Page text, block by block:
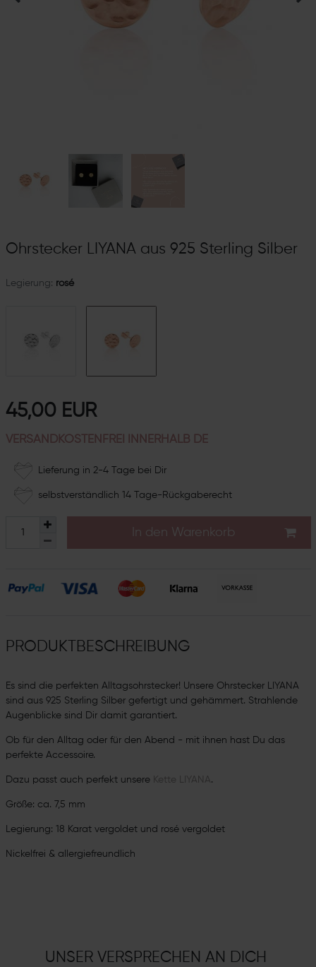
Ohrstecker LIYANA aus 925 Sterling Silber
Legierung: rosé
45,00 EUR
VERSANDKOSTENFREI INNERHALB DE
Lieferung in 2-4 Tage bei Dir
selbstverständlich 14 Tage-Rückgaberecht
In den Warenkorb
PRODUKTBESCHREIBUNG
Es sind die perfekten Alltagsohrstecker! Unsere Ohrstecker LIYANA
sind aus 925 Sterling Silber gefertigt und gehämmert. Strahlende
Augenblicke sind Dir damit garantiert.
Ob für den Alltag oder für den Abend - mit ihnen hast Du das
perfekte Accessoire.
Dazu passt auch perfekt unsere Kette LIYANA.
Größe: ca. 7,5 mm
Legierung: 18 Karat vergoldet und rosé vergoldet
Nickelfrei & allergiefreundlich
UNSER VERSPRECHEN AN DICH